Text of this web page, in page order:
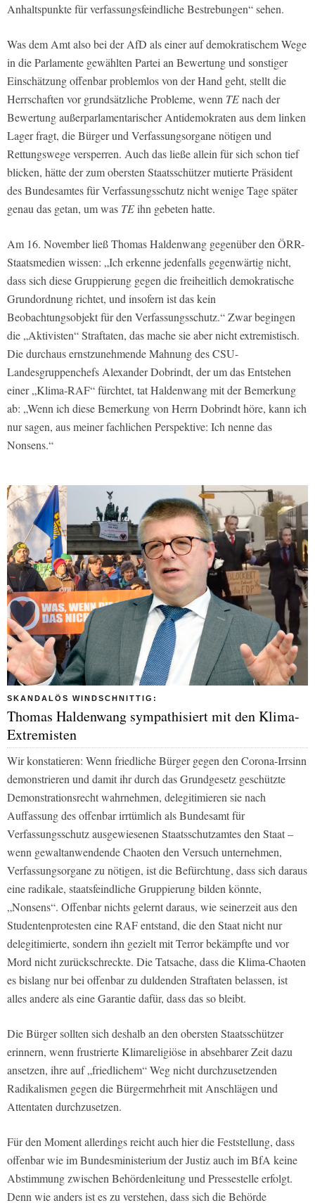
Anhaltspunkte für verfassungsfeindliche Bestrebungen“ sehen.
Was dem Amt also bei der AfD als einer auf demokratischem Wege
in die Parlamente gewählten Partei an Bewertung und sonstiger
Einschätzung offenbar problemlos von der Hand geht, stellt die
Herrschaften vor grundsätzliche Probleme, wenn TEnach der
Bewertung außerparlamentarischer Antidemokraten aus dem linken
Lager fragt, die Bürger und Verfassungsorgane nötigen und
Rettungswege versperren. Auch das ließe allein für sich schon tief
blicken, hätte der zum obersten Staatsschützer mutierte Präsident
des Bundesamtes für Verfassungsschutz nicht wenige Tage später
genau das getan, um was TEihn gebeten hatte.
Am 16. November ließ Thomas Haldenwang gegenüber den ÖRR-
Staatsmedien wissen: „Ich erkenne jedenfalls gegenwärtig nicht,
dass sich diese Gruppierung gegen die freiheitlich demokratische
Grundordnung richtet, und insofern ist das kein
Beobachtungsobjekt für den Verfassungsschutz.“ Zwar begingen
die „Aktivisten“ Straftaten, das mache sie aber nicht extremistisch.
Die durchaus ernstzunehmende Mahnung des CSU-
Landesgruppenchefs Alexander Dobrindt, der um das Entstehen
einer „Klima-RAF“ fürchtet, tat Haldenwang mit der Bemerkung
ab: „Wenn ich diese Bemerkung von Herrn Dobrindt höre, kann ich
nur sagen, aus meiner fachlichen Perspektive: Ich nenne das
Nonsens.“
SKANDALÖS WINDSCHNITTIG:
Thomas Haldenwang sympathisiert mit den Klima-
Extremisten
Wir konstatieren: Wenn friedliche Bürger gegen den Corona-Irrsinn
demonstrieren und damit ihr durch das Grundgesetz geschützte
Demonstrationsrecht wahrnehmen, delegitimieren sie nach
Auffassung des offenbar irrtümlich als Bundesamt für
Verfassungsschutz ausgewiesenen Staatsschutzamtes den Staat –
wenn gewaltanwendende Chaoten den Versuch unternehmen,
Verfassungsorgane zu nötigen, ist die Befürchtung, dass sich daraus
eine radikale, staatsfeindliche Gruppierung bilden könnte,
„Nonsens“. Offenbar nichts gelernt daraus, wie seinerzeit aus den
Studentenprotesten eine RAF entstand, die den Staat nicht nur
delegitimierte, sondern ihn gezielt mit Terror bekämpfte und vor
Mord nicht zurückschreckte. Die Tatsache, dass die Klima-Chaoten
es bislang nur bei offenbar zu duldenden Straftaten belassen, ist
alles andere als eine Garantie dafür, dass das so bleibt.
Die Bürger sollten sich deshalb an den obersten Staatsschützer
erinnern, wenn frustrierte Klimareligiöse in absehbarer Zeit dazu
ansetzen, ihre auf „friedlichem“ Weg nicht durchzusetzenden
Radikalismen gegen die Bürgermehrheit mit Anschlägen und
Attentaten durchzusetzen.
Für den Moment allerdings reicht auch hier die Feststellung, dass
offenbar wie im Bundesministerium der Justiz auch im BfA keine
Abstimmung zwischen Behördenleitung und Pressestelle erfolgt.
Denn wie anders ist es zu verstehen, dass sich die Behörde